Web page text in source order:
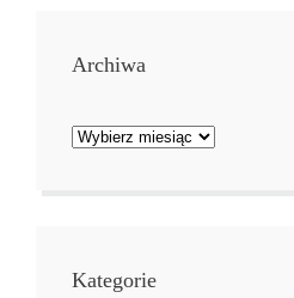
Archiwa
Archiwa
Kategorie